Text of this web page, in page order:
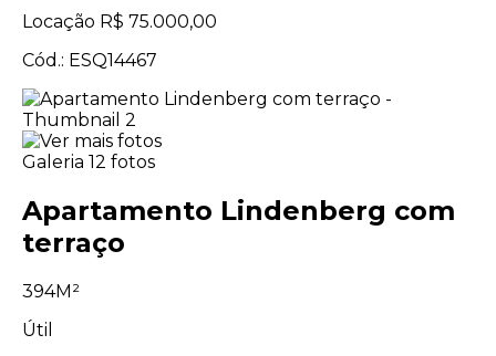
Locação R$ 75.000,00
Cód.: ESQ14467
Galeria 12 fotos
Apartamento Lindenberg com
terraço
394M²
Útil